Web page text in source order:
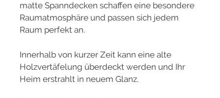
matte Spanndecken schaffen eine besondere
Raumatmosphäre und passen sich jedem
Raum perfekt an.
Innerhalb von kurzer Zeit kann eine alte
Holzvertäfelung überdeckt werden und Ihr
Heim erstrahlt in neuem Glanz.